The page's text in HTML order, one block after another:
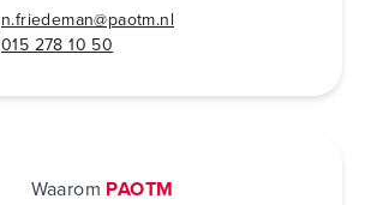
n.friedeman@paotm.nl
015 278 10 50
Waarom PAOTM